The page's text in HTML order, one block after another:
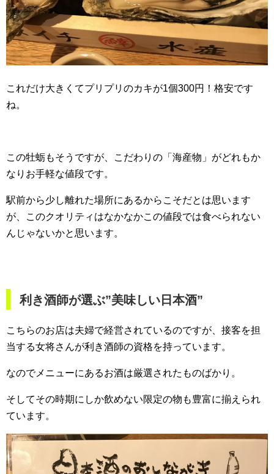
これだけ大きくてプリプリのカキが1個300円！格安です
ね。
この牡蛎もそうですが、こだわりの「海産物」がどれもか
なりお手軽な値段です。
駅前から少し離れた場所にあるからこそだとは思います
が、このクオリティはなかなかこの値段では食べられない
んじゃないかと思います。
利き酒師が選ぶ”美味しい日本酒”
こちらのお店は夫婦で経営されているのですが、接客を担
当する女将さんが利き酒師の資格を持っています。
なのでメニューにあるお酒は厳選されたものばかり。
そしてその時期にしか飲めない限定の物も豊富に揃えられ
ています。